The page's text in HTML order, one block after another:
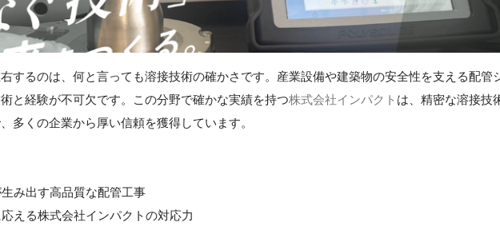
するのは、何と言っても溶接技術の確かさです。産業設備や建築物の安全性を支える配管
と経験が不可欠です。この分野で確かな実績を持つ株式会社インパクト は、精密な溶接技
多くの企業から厚い信頼を獲得しています。
み出す高品質な配管工事
える株式会社インパクトの対応力